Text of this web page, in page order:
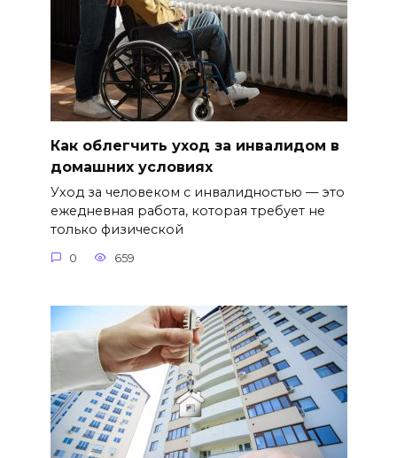
Как облегчить уход за инвалидом в
домашних условиях
Уход за человеком с инвалидностью — это
ежедневная работа, которая требует не
только физической
0 659